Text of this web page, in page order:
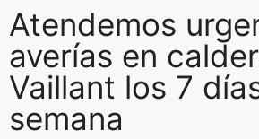
Atendemos
averías en
Vaillant los 7
semana